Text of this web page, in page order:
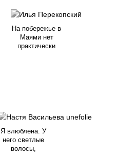
На побережье в
Маями нет
практически
Я влюблена. У
него светлые
волосы,